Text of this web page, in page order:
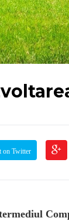
on Twitter